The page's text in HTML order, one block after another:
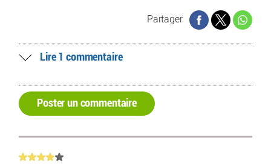
Partager
Lire 1 commentaire
Poster un commentaire